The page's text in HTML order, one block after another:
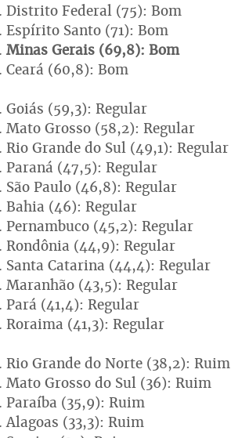
Distrito Federal (75): Bom
Espírito Santo (71): Bom
Minas Gerais (69,8): Bom
Ceará (60,8): Bom
Goiás (59,3): Regular
Mato Grosso (58,2): Regular
Rio Grande do Sul (49,1): Regular
Paraná (47,5): Regular
São Paulo (46,8): Regular
Bahia (46): Regular
Pernambuco (45,2): Regular
Rondônia (44,9): Regular
Santa Catarina (44,4): Regular
Maranhão (43,5): Regular
Pará (41,4): Regular
Roraima (41,3): Regular
Rio Grande do Norte (38,2): Ruim
Mato Grosso do Sul (36): Ruim
Paraíba (35,9): Ruim
Alagoas (33,3): Ruim